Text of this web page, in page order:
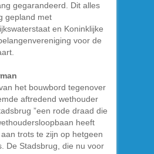
gegarandeerd. Dit alles
gepland met
en Koninklijke
voor de
het bouwbord tegenover
aftredend wethouder
”een rode draad die
heeft
trots te zijn op hetgeen
De Stadsbrug, die nu voor